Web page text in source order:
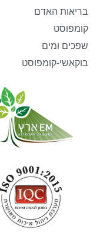
בריאות האדם
קומפוסט
שפכים ומים
בוקאשי-קומפוסט